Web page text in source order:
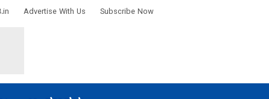
Advertise With Us Subscribe Now